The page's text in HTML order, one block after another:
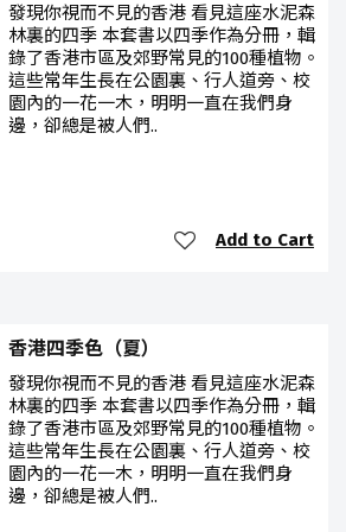
發現你視而不見的香港 看見這座水泥森
林裏的四季 本套書以四季作為分冊，輯
錄了香港市區及郊野常見的100種植物。
這些常年生長在公園裏、行人道旁、校
園內的一花一木，明明一直在我們身
邊，卻總是被人們..
Add to Cart
香港四季色（夏）
發現你視而不見的香港 看見這座水泥森
林裏的四季 本套書以四季作為分冊，輯
錄了香港市區及郊野常見的100種植物。
這些常年生長在公園裏、行人道旁、校
園內的一花一木，明明一直在我們身
邊，卻總是被人們..